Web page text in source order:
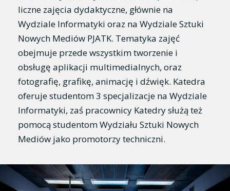
liczne zajęcia dydaktyczne, głównie na
Wydziale Informatyki oraz na Wydziale Sztuki
Nowych Mediów PJATK. Tematyka zajęć
obejmuje przede wszystkim tworzenie i
obsługę aplikacji multimedialnych, oraz
fotografię, grafikę, animację i dźwięk. Katedra
oferuje studentom 3 specjalizacje na Wydziale
Informatyki, zaś pracownicy Katedry służą też
pomocą studentom Wydziału Sztuki Nowych
Mediów jako promotorzy techniczni.